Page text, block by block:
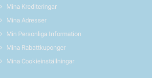
Mina Krediteringar
Mina Adresser
Min Personliga Information
Mina Rabattkuponger
Mina Cookieinställningar